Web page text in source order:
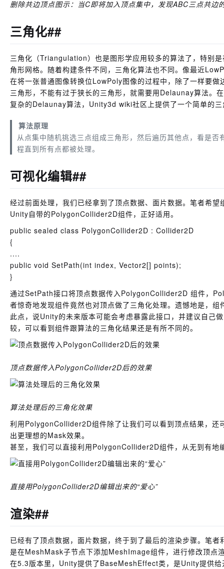
删除共边顶点图示：当C即将加入顶点集中，发现ABC三点共边
三角化##
三角化（Triangulation）也是图形学应用较多的算法了，特别
角形网格。随着构建条件不同，三角化算法也不同。像最近
在将一张普通图像转换位LowPoly图像的过程中，除了一样要
三角形，不能有过于狭长的三角形，就需要用Delaunay算法。
复杂的Delaunay算法，Unity3d wiki社区上提供了一个简单的
算法原理
从点集中随机挑选三点组成三角形，然后遍历其他点，看是
程直到所有点都被处理。
可视化编辑##
经过前面处理，我们已经拿到了顶点数据、面片数据。笔者希
Unity自带的PolygonCollider2D组件，正好适用。
public sealed class PolygonCollider2D : Collider2D
{
....
public void SetPath(int index, Vector2[] points);
}
通过SetPath接口将顶点数据传入PolygonCollider2D 组件，
者惊奇地发现组件竟然也对顶点做了三角化处理。遗憾地是，
此点，说Unity的未来版本可能会考虑暴露此接口，并建议自
较，可以看到组件跟算法的三角化结果还是有所不同的。
顶点数据传入PolygonCollider2D后的效果
算法处理后的三角化效果
利用PolygonCollider2D组件除了让我们可以看到顶点结果，
出更理想的Mask效果。
甚至，我们可以直接利用PolygonCollider2D组件，从无到有地
直接用PolygonCollider2D编辑出来的“爱心”
渲染##
已经有了顶点数据，面片数据，终于到了最后的渲染步骤。笔
是在MeshMask子节点下添加MeshImage组件，进行修改顶点
在5.3版本里，Unity提供了BaseMeshEffect类，是Unity提供